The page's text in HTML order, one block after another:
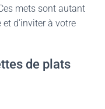
mets sont autant
d’inviter à votre
de plats